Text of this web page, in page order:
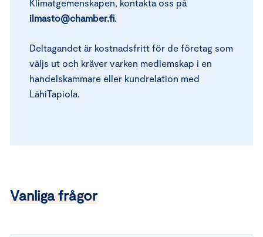
Klimatgemenskapen, kontakta oss på
ilmasto@chamber.fi.
Deltagandet är kostnadsfritt för de företag som
väljs ut och kräver varken medlemskap i en
handelskammare eller kundrelation med
LähiTapiola.
Vanliga frågor